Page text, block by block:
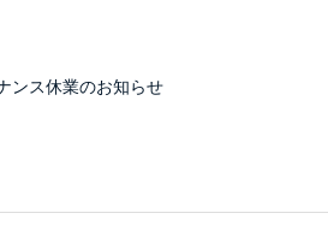
ンス休業のお知らせ